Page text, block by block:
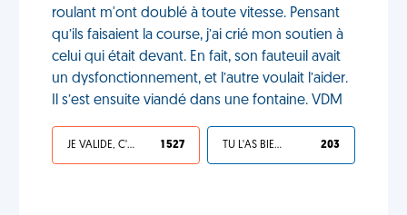
roulant m'ont doublé à toute vitesse. Pensant
qu’ils faisaient la course, j’ai crié mon soutien à
celui qui était devant. En fait, son fauteuil avait
un dysfonctionnement, et l’autre voulait l’aider.
Il s’est ensuite viandé dans une fontaine. VDM
JE VALIDE, C'EST UNE VDM 1 527 TU L'AS BIEN MÉRITÉ 203